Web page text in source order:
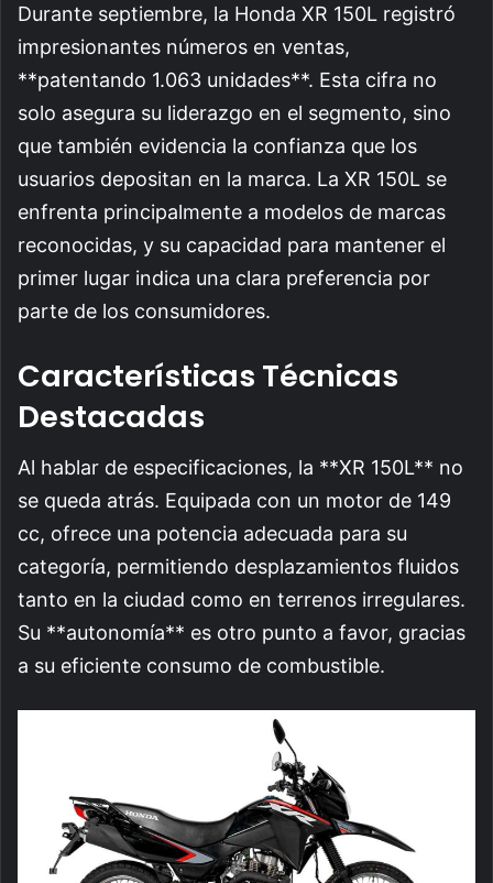
Durante septiembre, la Honda XR 150L registró
impresionantes números en ventas,
**patentando 1.063 unidades**. Esta cifra no
solo asegura su liderazgo en el segmento, sino
que también evidencia la confianza que los
usuarios depositan en la marca. La XR 150L se
enfrenta principalmente a modelos de marcas
reconocidas, y su capacidad para mantener el
primer lugar indica una clara preferencia por
parte de los consumidores.
Características Técnicas
Destacadas
Al hablar de especificaciones, la **XR 150L** no
se queda atrás. Equipada con un motor de 149
cc, ofrece una potencia adecuada para su
categoría, permitiendo desplazamientos fluidos
tanto en la ciudad como en terrenos irregulares.
Su **autonomía** es otro punto a favor, gracias
a su eficiente consumo de combustible.